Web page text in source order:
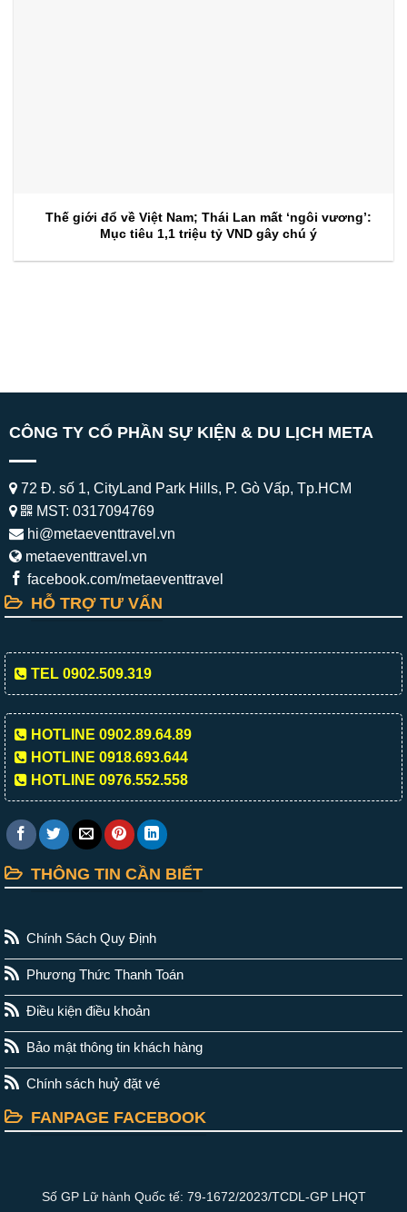
Thế giới đổ về Việt Nam; Thái Lan mất ‘ngôi vương’:
Mục tiêu 1,1 triệu tỷ VND gây chú ý
CÔNG TY CỔ PHẦN SỰ KIỆN & DU LỊCH META
72 Đ. số 1, CityLand Park Hills, P. Gò Vấp, Tp.HCM
MST: 0317094769
hi@metaeventtravel.vn
metaeventtravel.vn
facebook.com/metaeventtravel
HỖ TRỢ TƯ VẤN
TEL 0902.509.319
HOTLINE 0902.89.64.89
HOTLINE 0918.693.644
HOTLINE 0976.552.558
THÔNG TIN CẦN BIẾT
Chính Sách Quy Định
Phương Thức Thanh Toán
Điều kiện điều khoản
Bảo mật thông tin khách hàng
Chính sách huỷ đặt vé
FANPAGE FACEBOOK
Số GP Lữ hành Quốc tế: 79-1672/2023/TCDL-GP LHQT